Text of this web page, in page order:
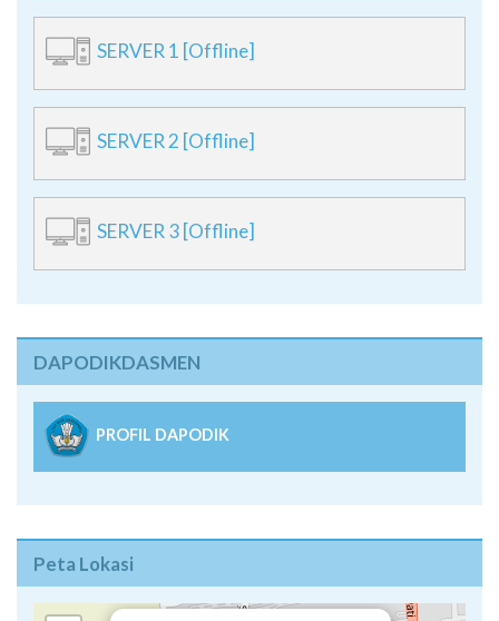
SERVER 1 [Offline]
SERVER 2 [Offline]
SERVER 3 [Offline]
DAPODIKDASMEN
PROFIL DAPODIK
Peta Lokasi